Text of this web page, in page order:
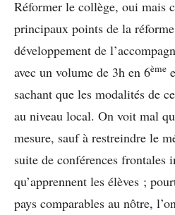
Réformer le collège, oui mais
principaux points de la
développement de
avec un volume de 3h en 6ème
sachant que les modalités de
au niveau local. On voit mal
mesure, sauf à restreindre le
suite de conférences frontales
qu’apprennent les élèves ;
pays comparables au nôtre,